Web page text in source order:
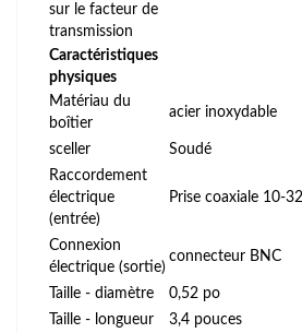
sur le facteur de
transmission
Caractéristiques
physiques
Matériau du
boîtier
acier inoxydable
sceller
Soudé
Raccordement
électrique
(entrée)
Prise coaxiale 10-32
Connexion
électrique (sortie)
connecteur BNC
Taille - diamètre 0,52 po
Taille - longueur
3,4 pouces